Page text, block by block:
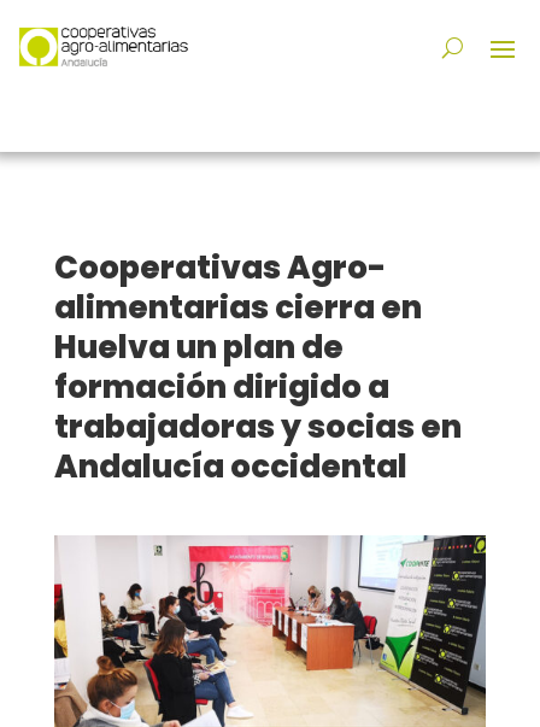
Cooperativas Agro-
alimentarias cierra en
Huelva un plan de
formación dirigido a
trabajadoras y socias en
Andalucía occidental